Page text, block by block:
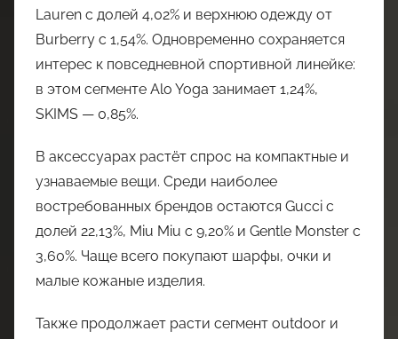
Lauren с долей 4,02% и верхнюю одежду от
Burberry с 1,54%. Одновременно сохраняется
интерес к повседневной спортивной линейке:
в этом сегменте Alo Yoga занимает 1,24%,
SKIMS — 0,85%.
В аксессуарах растёт спрос на компактные и
узнаваемые вещи. Среди наиболее
востребованных брендов остаются Gucci с
долей 22,13%, Miu Miu с 9,20% и Gentle Monster с
3,60%. Чаще всего покупают шарфы, очки и
малые кожаные изделия.
Также продолжает расти сегмент outdoor и